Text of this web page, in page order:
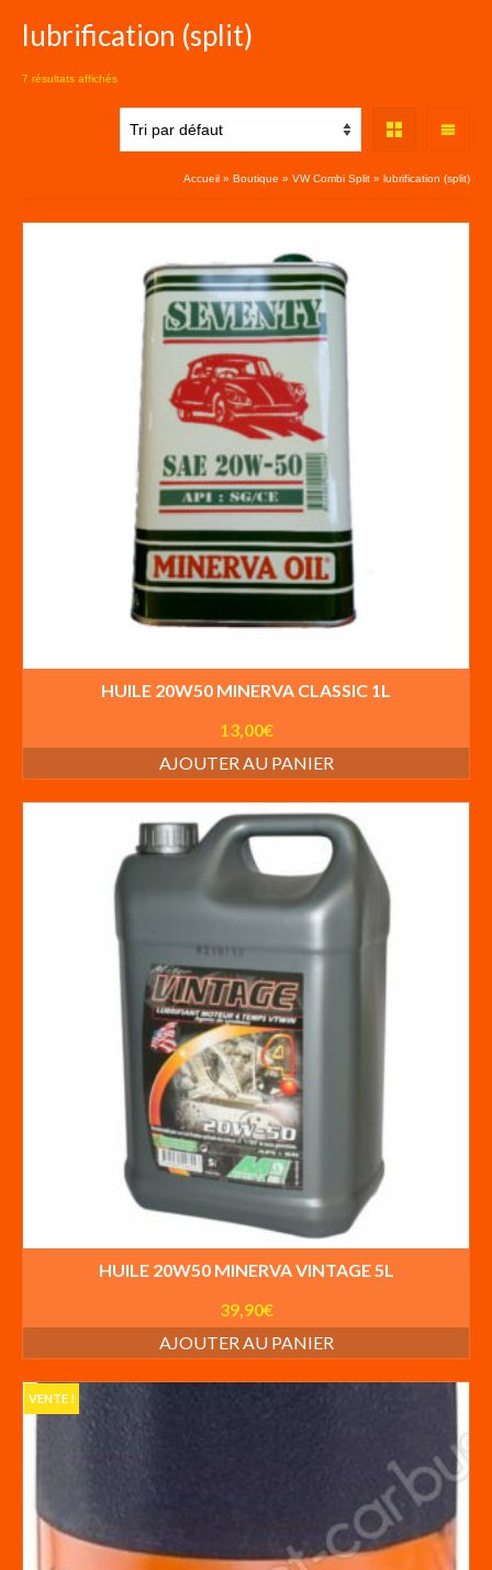
lubrification (split)
7 résultats affichés
Accueil » Boutique » VW Combi Split » lubrification (split)
HUILE 20W50 MINERVA CLASSIC 1L
13,00€
AJOUTER AU PANIER
HUILE 20W50 MINERVA VINTAGE 5L
39,90€
AJOUTER AU PANIER
VENTE !